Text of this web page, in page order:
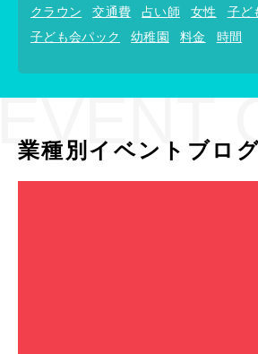
クラウン
交通費 占い師 女性
子ど
子ども会パック
幼稚園 料金 時間
業種別イベントブロ